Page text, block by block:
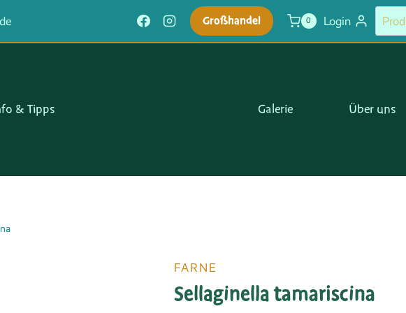
Großhandel 0 Login
Suchen
nach:
& Tipps Galerie Über uns
FARNE
Sellaginella tamariscina